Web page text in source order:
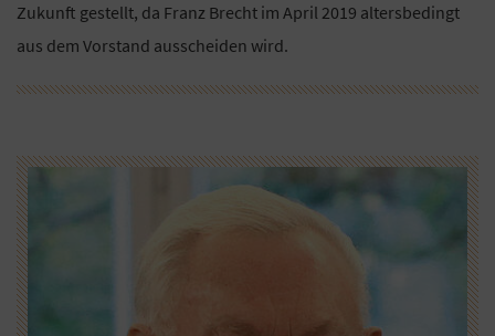
Zukunft gestellt, da Franz Brecht im April 2019 altersbedingt
aus dem Vorstand ausscheiden wird.